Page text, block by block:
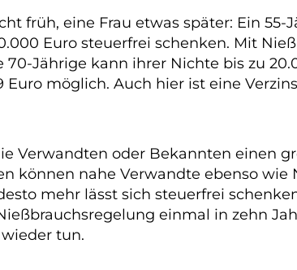
früh, eine Frau etwas später: Ein
Euro steuerfrei schenken. Mit
70-Jährige kann ihrer Nichte bis zu
Euro möglich. Auch hier ist eine
Verwandten oder Bekannten einen
können nahe Verwandte ebenso
mehr lässt sich steuerfrei
einmal in zehn
tun.